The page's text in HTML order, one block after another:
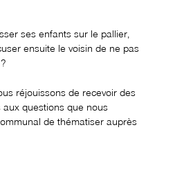
ses enfants sur le pallier,
ensuite le voisin de ne pas
réjouissons de recevoir des
questions que nous
de thématiser auprès